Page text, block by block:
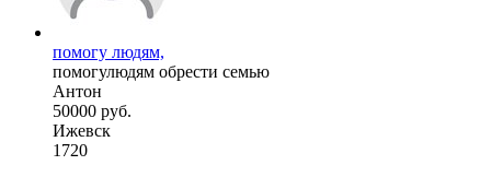
помогу людям,
помогулюдям обрести семью
Антон
50000 руб.
Ижевск
1720